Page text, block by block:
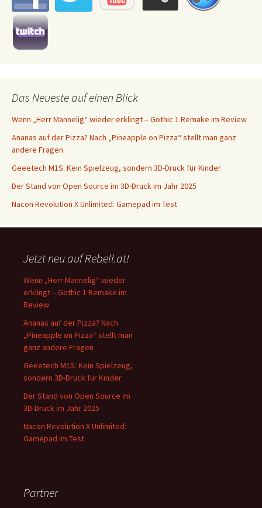
Das Neueste auf einen Blick
Wenn „Herr Mannelig“ wieder erklingt – Gothic 1 Remake im Review
Ananas auf der Pizza? Nach „Pineapple on Pizza“ stellt man ganz
andere Fragen
Geeetech M1S: Kein Spielzeug, sondern 3D-Druck für Kinder
Der Stand von Open Source im 3D-Druck im Jahr 2025
Nacon Revolution X Unlimited: Gamepad im Test
Jetzt neu auf Rebell.at!
Wenn „Herr Mannelig“ wieder
erklingt – Gothic 1 Remake im
Review
Ananas auf der Pizza? Nach
„Pineapple on Pizza“ stellt man
ganz andere Fragen
Geeetech M1S: Kein Spielzeug,
sondern 3D-Druck für Kinder
Der Stand von Open Source im
3D-Druck im Jahr 2025
Nacon Revolution X Unlimited:
Gamepad im Test
Partner